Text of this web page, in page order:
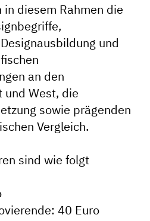
diesem Rahmen die
und
an den
und West, die
sowie prägenden
Vergleich.
sind wie folgt
40 Euro